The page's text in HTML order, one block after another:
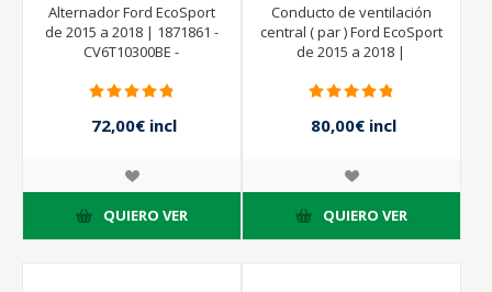
Alternador Ford EcoSport
de 2015 a 2018 | 1871861 -
CV6T10300BE -
72,00€ incl
QUIERO VER
Conducto de ventilación
central ( par ) Ford EcoSport
de 2015 a 2018 |
80,00€ incl
QUIERO VER